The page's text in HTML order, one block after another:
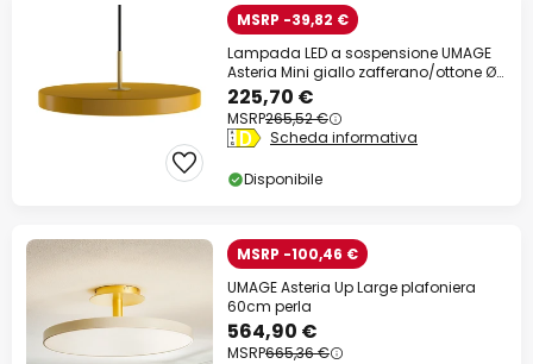
MSRP -39,82 €
Lampada LED a sospensione UMAGE
Asteria Mini giallo zafferano/ottone Ø
31 cm
225,70 €
MSRP265,52 €
Scheda informativa
Disponibile
MSRP -100,46 €
UMAGE Asteria Up Large plafoniera
60cm perla
564,90 €
MSRP665,36 €